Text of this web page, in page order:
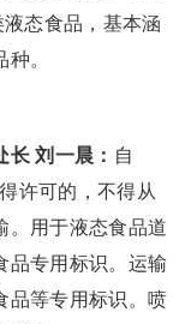
态食品，基本涵
。
刘一晨： 自
许可的，不得从
。用于液态食品道
品专用标识。运输
品等专用标识。喷